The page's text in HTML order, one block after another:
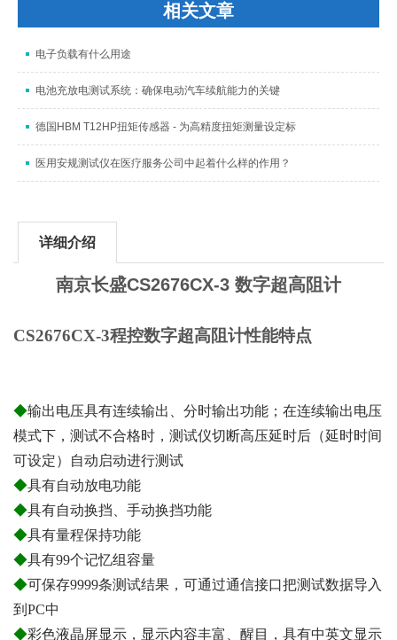
相关文章
电子负载有什么用途
电池充放电测试系统：确保电动汽车续航能力的关键
德国HBM T12HP扭矩传感器 - 为高精度扭矩测量设定标
医用安规测试仪在医疗服务公司中起着什么样的作用？
详细介绍
南京长盛CS2676CX-3 数字超高阻计
CS2676CX-3程控数字超高阻计性能特点
◆输出电压具有连续输出、分时输出功能；在连续输出电压
模式下，测试不合格时，测试仪切断高压延时后（延时时间
可设定）自动启动进行测试
◆具有自动放电功能
◆具有自动换挡、手动换挡功能
◆具有量程保持功能
◆具有99个记忆组容量
◆可保存9999条测试结果，可通过通信接口把测试数据导入
到PC中
◆彩色液晶屏显示，显示内容丰富、醒目，具有中英文显示